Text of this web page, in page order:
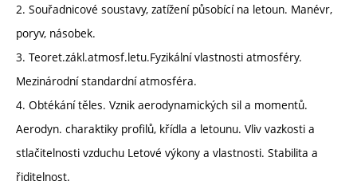
2. Souřadnicové soustavy, zatížení působící na letoun. Manévr,
poryv, násobek.
3. Teoret.zákl.atmosf.letu.Fyzikální vlastnosti atmosféry.
Mezinárodní standardní atmosféra.
4. Obtékání těles. Vznik aerodynamických sil a momentů.
Aerodyn. charaktiky profilů, křídla a letounu. Vliv vazkosti a
stlačitelnosti vzduchu Letové výkony a vlastnosti. Stabilita a
řiditelnost.